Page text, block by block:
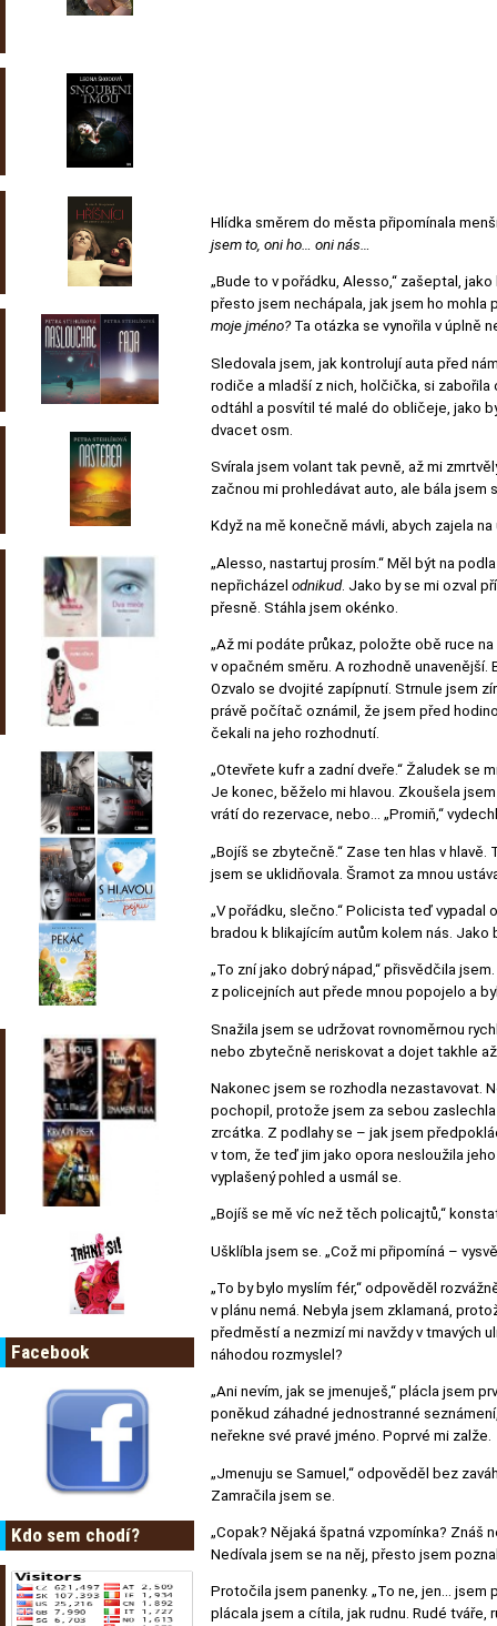
Facebook
Kdo sem chodí?
Hlídka směrem do města připomínala
jsem to, oni ho… oni nás…
„Bude to v pořádku, Alesso,“ zašeptal,
přesto jsem nechápala, jak jsem ho mohla
moje jméno?Ta otázka se vynořila v úplně
Sledovala jsem, jak kontrolují auta před
rodiče a mladší z nich, holčička, si
odtáhl a posvítil té malé do obličeje, jako
dvacet osm.
Svírala jsem volant tak pevně, až mi
začnou mi prohledávat auto, ale bála
Když na mě konečně mávli, abych zajela
„Alesso, nastartuj prosím.“ Měl být na
nepřicházel odnikud. Jako by se mi ozval
přesně. Stáhla jsem okénko.
„Až mi podáte průkaz, položte obě ruce
v opačném směru. A rozhodně
Ozvalo se dvojité zapípnutí. Strnule jsem
právě počítač oznámil, že jsem před
čekali na jeho rozhodnutí.
„Otevřete kufr a zadní dveře.“ Žaludek se
Je konec, běželo mi hlavou. Zkoušela
vrátí do rezervace, nebo… „Promiň,“
„Bojíš se zbytečně.“ Zase ten hlas v
jsem se uklidňovala. Šramot za mnou
„V pořádku, slečno.“ Policista teď vypadal
bradou k blikajícím autům kolem nás.
„To zní jako dobrý nápad,“ přisvědčila
z policejních aut přede mnou popojelo a
Snažila jsem se udržovat rovnoměrnou
nebo zbytečně neriskovat a dojet takhle
Nakonec jsem se rozhodla nezastavovat.
pochopil, protože jsem za sebou
zrcátka. Z podlahy se – jak jsem
v tom, že teď jim jako opora nesloužila
vyplašený pohled a usmál se.
„Bojíš se mě víc než těch policajtů,“
Ušklíbla jsem se. „Což mi připomíná –
„To by bylo myslím fér,“ odpověděl
v plánu nemá. Nebyla jsem zklamaná,
předměstí a nezmizí mi navždy v tmavých
náhodou rozmyslel?
„Ani nevím, jak se jmenuješ,“ plácla jsem
poněkud záhadné jednostranné
neřekne své pravé jméno. Poprvé mi zalže.
„Jmenuju se Samuel,“ odpověděl bez
Zamračila jsem se.
„Copak? Nějaká špatná vzpomínka? Znáš
Nedívala jsem se na něj, přesto jsem
Protočila jsem panenky. „To ne, jen… jsem
plácala jsem a cítila, jak rudnu. Rudé